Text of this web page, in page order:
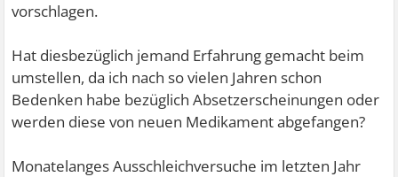
vorschlagen.
Hat diesbezüglich jemand Erfahrung gemacht beim
umstellen, da ich nach so vielen Jahren schon
Bedenken habe bezüglich Absetzerscheinungen oder
werden diese von neuen Medikament abgefangen?
Monatelanges Ausschleichversuche im letzten Jahr